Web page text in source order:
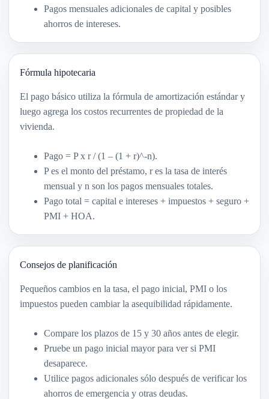
Pagos mensuales adicionales de capital y posibles
ahorros de intereses.
Fórmula hipotecaria
El pago básico utiliza la fórmula de amortización estándar y
luego agrega los costos recurrentes de propiedad de la
vivienda.
Pago = P x r / (1 – (1 + r)^-n).
P es el monto del préstamo, r es la tasa de interés
mensual y n son los pagos mensuales totales.
Pago total = capital e intereses + impuestos + seguro +
PMI + HOA.
Consejos de planificación
Pequeños cambios en la tasa, el pago inicial, PMI o los
impuestos pueden cambiar la asequibilidad rápidamente.
Compare los plazos de 15 y 30 años antes de elegir.
Pruebe un pago inicial mayor para ver si PMI
desaparece.
Utilice pagos adicionales sólo después de verificar los
ahorros de emergencia y otras deudas.